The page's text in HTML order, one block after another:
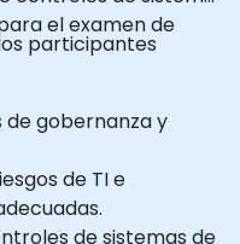
el examen de
participantes
gobernanza y
de TI e
de sistemas de